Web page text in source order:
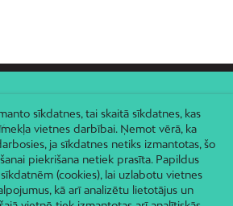
sīkdatnes, tai skaitā sīkdatnes, kas
vietnes darbībai. Ņemot vērā, ka
ja sīkdatnes netiks izmantotas, šo
piekrišana netiek prasīta. Papildus
(cookies), lai uzlabotu vietnes
kā arī analizētu lietotājus un